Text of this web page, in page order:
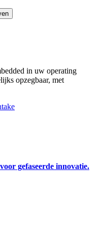
in uw operating
opzegbaar, met
gefaseerde innovatie.